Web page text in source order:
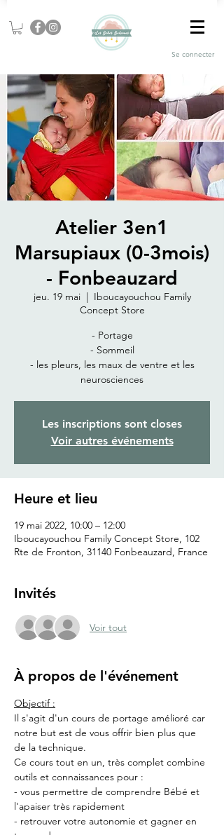
Se connecter
Atelier 3en1
Marsupiaux (0-3mois)
- Fonbeauzard
jeu. 19 mai
  |
Iboucayouchou Family
Concept Store
- Portage
- Sommeil
- les pleurs, les maux de ventre et les
neurosciences
Les inscriptions sont closes
Voir autres événements
Heure et lieu
19 mai 2022, 10:00 – 12:00
Iboucayouchou Family Concept Store, 102
Rte de Fronton, 31140 Fonbeauzard, France
Invités
Voir tout
À propos de l'événement
Objectif :
Il s'agit d'un cours de portage amélioré car
notre but est de vous offrir bien plus que
de la technique.
Ce cours tout en un, très complet combine
outils et connaissances pour :
- vous permettre de comprendre Bébé et
l'apaiser très rapidement
- retrouver votre autonomie et gagner en